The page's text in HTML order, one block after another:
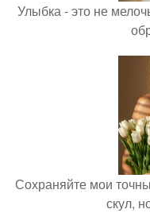
Улыбка - это не
Сохраняйте мои
скул,